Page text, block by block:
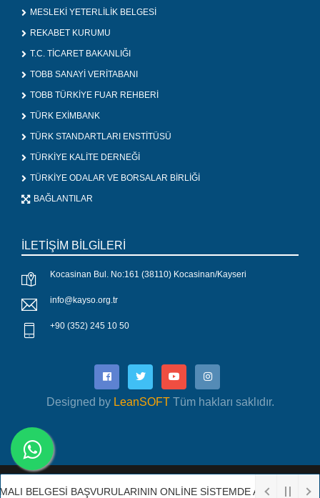
BELGESİ BAŞVURULARININ ONLİNE SİSTEMDE ALINMASI
MESLEKİ YETERLİLİK BELGESİ
REKABET KURUMU
T.C. TİCARET BAKANLIĞI
TOBB SANAYİ VERİTABANI
TOBB TÜRKİYE FUAR REHBERİ
TÜRK EXİMBANK
TÜRK STANDARTLARI ENSTİTÜSÜ
TÜRKİYE KALİTE DERNEĞİ
TÜRKİYE ODALAR VE BORSALAR BİRLİĞİ
BAĞLANTILAR
İLETİŞİM BİLGİLERİ
Kocasinan Bul. No:161 (38110) Kocasinan/Kayseri
info@kayso.org.tr
+90 (352) 245 10 50
Designed by LeanSOFTTüm hakları saklıdır.
saklıdır.